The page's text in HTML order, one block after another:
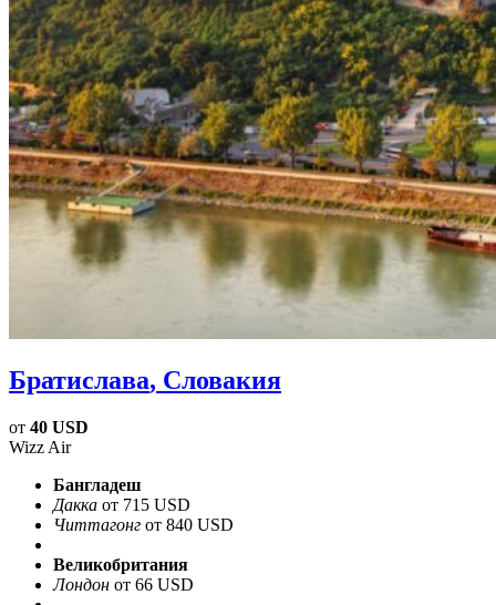
Братислава, Словакия
от 40 USD
Wizz Air
Бангладеш
Дакка от 715 USD
Читтагонг от 840 USD
Великобритания
Лондон от 66 USD